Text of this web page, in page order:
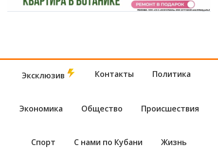
Эксклюзив Контакты Политика
Экономика Общество Происшествия
Спорт С нами по Кубани Жизнь